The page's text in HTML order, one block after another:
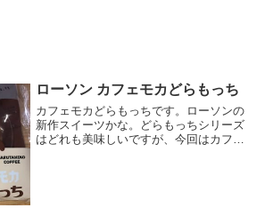
ローソン カフェモカどらもっち
カフェモカどらもっちです。ローソンの
新作スイーツかな。どらもっちシリーズ
はどれも美味しいですが、今回はカフェ